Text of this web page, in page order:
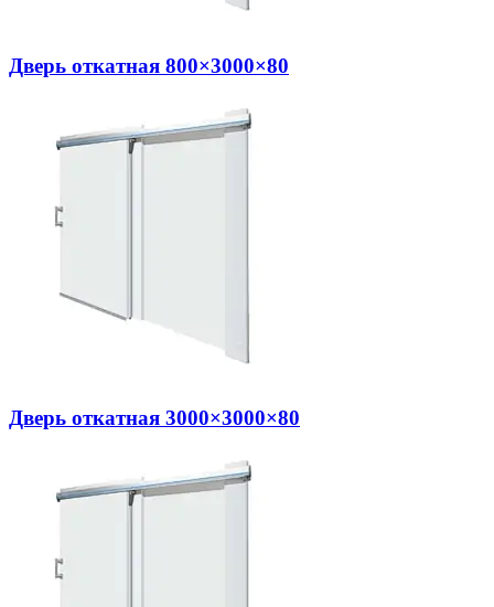
Дверь откатная 800×3000×80
Дверь откатная 3000×3000×80